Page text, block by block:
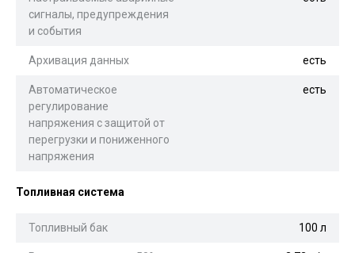
сигналы, предупреждения
и события
Архивация данных есть
Автоматическое
регулирование
напряжения с защитой от
перегрузки и пониженного
напряжения
есть
Топливная система
Топливный бак 100 л